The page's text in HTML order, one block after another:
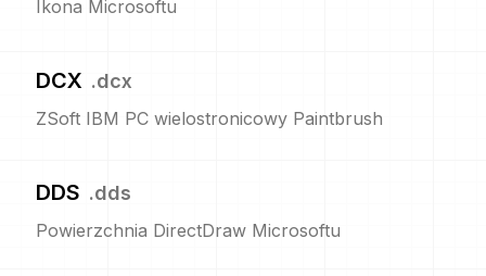
Ikona Microsoftu
DCX .dcx
ZSoft IBM PC wielostronicowy Paintbrush
DDS .dds
Powierzchnia DirectDraw Microsoftu